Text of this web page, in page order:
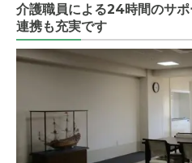
介護職員による24時間のサ
連携も充実です